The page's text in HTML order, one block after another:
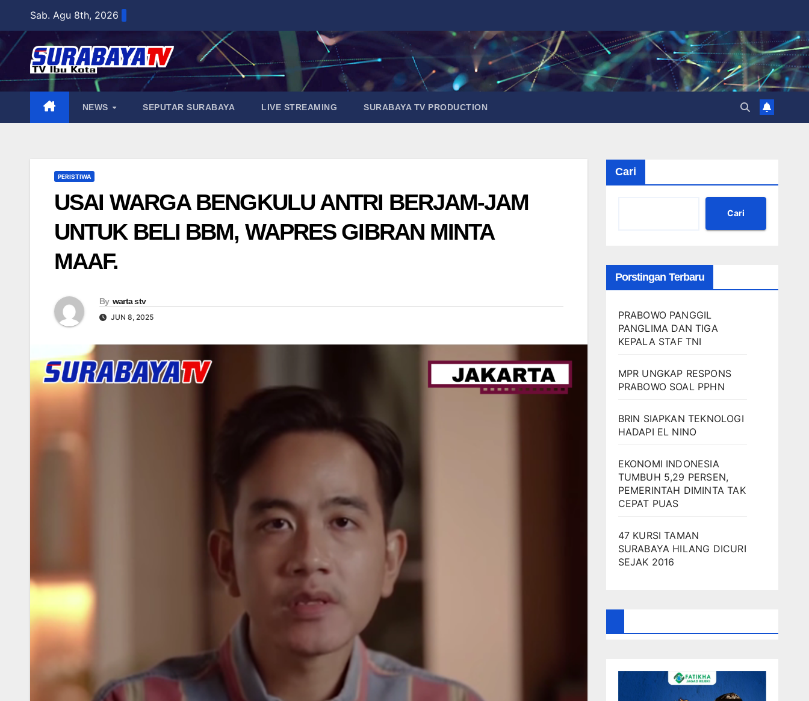
content
Sab. Agu 8th, 2026
NEWS SEPUTAR SURABAYA LIVE STREAMING SURABAYA TV PRODUCTION
PERISTIWA
USAI WARGA BENGKULU ANTRI BERJAM-JAM
UNTUK BELI BBM, WAPRES GIBRAN MINTA
MAAF.
By warta stv
JUN 8, 2025
Cari
Cari
Porstingan Terbaru
PRABOWO PANGGIL
PANGLIMA DAN TIGA
KEPALA STAF TNI
MPR UNGKAP RESPONS
PRABOWO SOAL PPHN
BRIN SIAPKAN TEKNOLOGI
HADAPI EL NINO
EKONOMI INDONESIA
TUMBUH 5,29 PERSEN,
PEMERINTAH DIMINTA TAK
CEPAT PUAS
47 KURSI TAMAN
SURABAYA HILANG DICURI
SEJAK 2016